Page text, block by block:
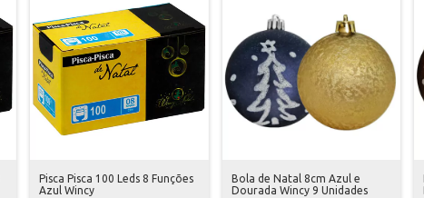
Pisca Pisca 100 Leds 8 Funções
Azul Wincy
Bola de Natal 8cm Azul e
Dourada Wincy 9 Unidades